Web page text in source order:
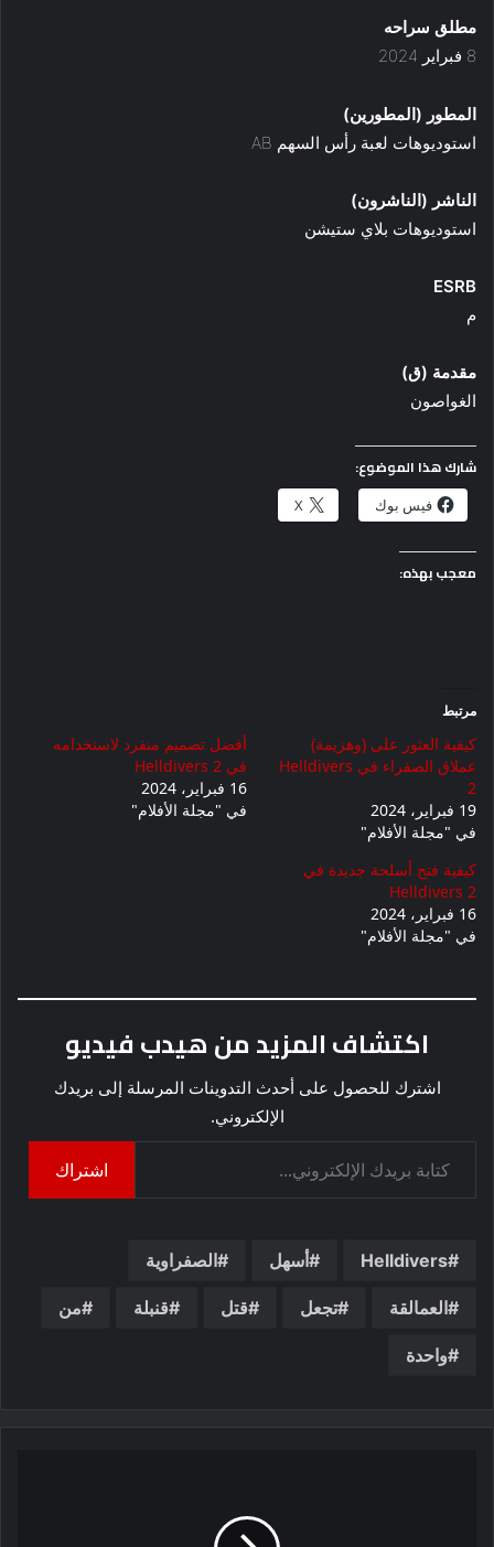
مطلق سراحه
8 فبراير 2024
المطور (المطورين)
استوديوهات لعبة رأس السهم AB
الناشر (الناشرون)
استوديوهات بلاي ستيشن
ESRB
م
مقدمة (ق)
الغواصون
شارك هذا الموضوع:
فيس بوك X
معجب بهذه:
مرتبط
كيفية العثور على (وهزيمة)
عملاق الصفراء في Helldivers
2
19 فبراير، 2024
في "مجلة الأفلام"
أفضل تصميم منفرد لاستخدامه
في Helldivers 2
16 فبراير، 2024
في "مجلة الأفلام"
كيفية فتح أسلحة جديدة في
Helldivers 2
16 فبراير، 2024
في "مجلة الأفلام"
اكتشاف المزيد من هيدب فيديو
اشترك للحصول على أحدث التدوينات المرسلة إلى بريدك
الإلكتروني.
اشتراك
Helldivers أسهل الصفراوية
العمالقة تجعل قتل قنبلة من
واحدة